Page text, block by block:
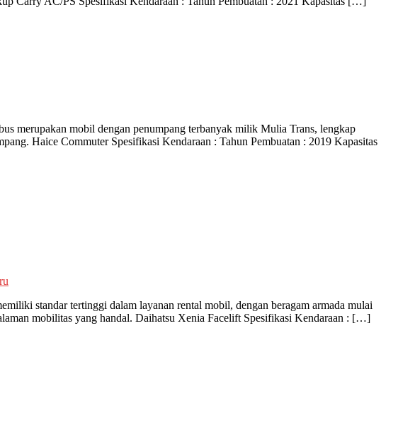
merupakan mobil dengan penumpang terbanyak milik Mulia Trans, lengkap
Haice Commuter Spesifikasi Kendaraan : Tahun Pembuatan : 2019 Kapasitas
standar tertinggi dalam layanan rental mobil, dengan beragam armada mulai
mobilitas yang handal. Daihatsu Xenia Facelift Spesifikasi Kendaraan : […]